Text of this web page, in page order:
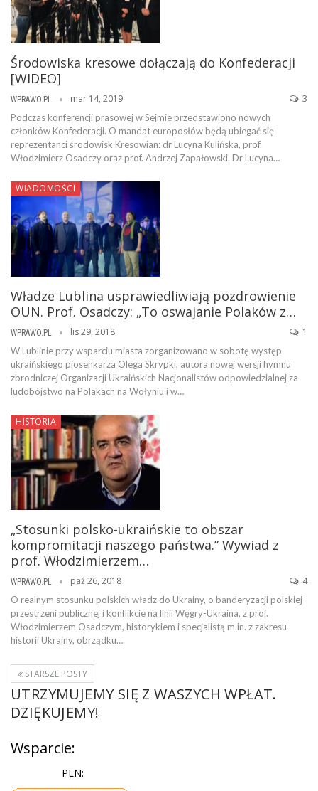
Środowiska kresowe dołączają do Konfederacji
[WIDEO]
WPRAWO.PL mar 14, 2019 3
Podczas konferencji prasowej w Sejmie przedstawiono nowych
członków Konfederacji. O mandat europosłów będą ubiegać się
reprezentanci środowisk Kresowian: dr Lucyna Kulińska, prof.
Włodzimierz Osadczy oraz prof. Andrzej Zapałowski. Dr Lucyna…
WIADOMOŚCI
Władze Lublina usprawiedliwiają pozdrowienie
OUN. Prof. Osadczy: „To oswajanie Polaków z…
WPRAWO.PL lis 29, 2018 1
W Lublinie przy wsparciu miasta zorganizowano w sobotę występ
ukraińskiego piosenkarza Olega Skrypki, autora nowej wersji hymnu
zbrodniczej Organizacji Ukraińskich Nacjonalistów odpowiedzialnej za
ludobójstwo na Polakach na Wołyniu i w…
HISTORIA
„Stosunki polsko-ukraińskie to obszar
kompromitacji naszego państwa.” Wywiad z
prof. Włodzimierzem…
WPRAWO.PL paź 26, 2018 4
O realnym stosunku polskich władz do Ukrainy, o banderyzacji polskiej
przestrzeni publicznej i konflikcie na linii Węgry-Ukraina, z prof.
Włodzimierzem Osadczym, historykiem i specjalistą m.in. z zakresu
historii Ukrainy, obrządku…
STARSZE POSTY
UTRZYMUJEMY SIĘ Z WASZYCH WPŁAT.
DZIĘKUJEMY!
Wsparcie:
PLN: